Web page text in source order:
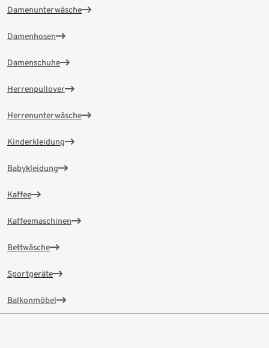
Damenunterwäsche
Damenhosen
Damenschuhe
Herrenpullover
Herrenunterwäsche
Kinderkleidung
Babykleidung
Kaffee
Kaffeemaschinen
Bettwäsche
Sportgeräte
Balkonmöbel